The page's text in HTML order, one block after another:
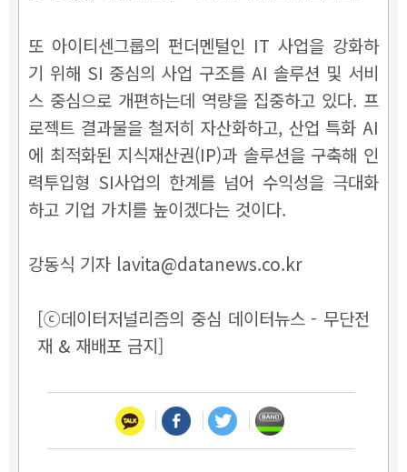
또 아이티센그룹의 펀더멘털인 IT 사업을 강화하
기 위해 SI 중심의 사업 구조를 AI 솔루션 및 서비
스 중심으로 개편하는데 역량을 집중하고 있다. 프
로젝트 결과물을 철저히 자산화하고, 산업 특화 AI
에 최적화된 지식재산권(IP)과 솔루션을 구축해 인
력투입형 SI사업의 한계를 넘어 수익성을 극대화
하고 기업 가치를 높이겠다는 것이다.
강동식 기자 lavita@datanews.co.kr
[ⓒ데이터저널리즘의 중심 데이터뉴스 - 무단전
재 & 재배포 금지]